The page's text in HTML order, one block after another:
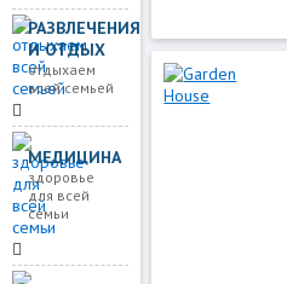
РАЗВЛЕЧЕНИЯ
И ОТДЫХ
отдыхаем
всей семьей
МЕДИЦИНА
здоровье
для всей
семьи